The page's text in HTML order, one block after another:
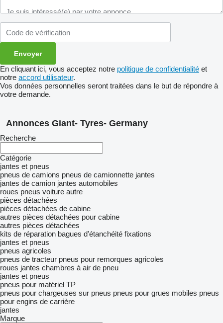
En cliquant ici, vous acceptez notre politique de confidentialité et
notre accord utilisateur.
Vos données personnelles seront traitées dans le but de répondre à
votre demande.
Annonces Giant- Tyres- Germany
Recherche
Catégorie
jantes et pneus
pneus de camions pneus de camionnette jantes
jantes de camion jantes automobiles
roues pneus voiture autre
pièces détachées
pièces détachées de cabine
autres pièces détachées pour cabine
autres pièces détachées
kits de réparation bagues d'étanchéité fixations
jantes et pneus
pneus agricoles
pneus de tracteur pneus pour remorques agricoles
roues jantes chambres à air de pneu
jantes et pneus
pneus pour matériel TP
pneus pour chargeuses sur pneus pneus pour grues mobiles pneus
pour engins de carrière
jantes
Marque